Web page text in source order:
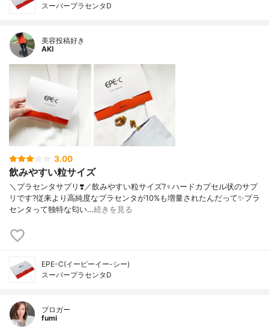
スーパープラセンタD
美容投稿好き
AKI
3.00
飲みやすい粒サイズ
＼プラセンタサプリ❣️／飲みやすい粒サイズ?‍♀️ハードカプセル状のサプ
リです?従来より高純度なプラセンタが10%も増量されたんだって✨プラ
センタって独特な匂い…続きを見る
EPE-C(イーピーイー-シー)
スーパープラセンタD
ブロガー
fumi